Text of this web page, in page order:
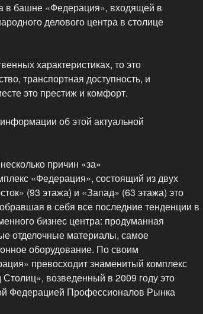
в башне «Федерация», входящей в
делового центра в столице
характеристиках, то это
транспортная доступность, и
это престиж и комфорт.
об этой актуальной
причин «за»
«Федерация», состоящий из двух
(93 этажа) и «Запад» (63 этажа) это
в себя все последние тенденции в
бизнес центра: продуманная
отделочные материалы, самое
оборудование. По своим
превосходит знаменитый комплекс
возведенный в 2009 году это
Федерацией Профессионалов Рынка